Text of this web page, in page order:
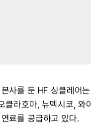
사를 둔 HF 싱클레어
클라호마, 뉴멕시코,
료를 공급하고 있다.